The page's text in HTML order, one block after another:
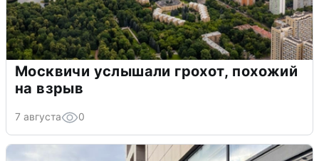
Москвичи услышали грохот, похожий
на взрыв
7 августа 0